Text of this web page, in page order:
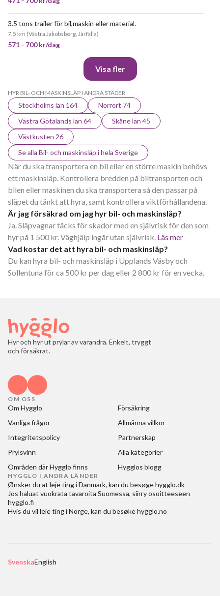
3.5 tons trailer för bil,maskin eller material.
7.5 km (Västra Jakobsberg, Järfälla)
571 - 700 kr/dag
Visa fler
HYR BIL- OCH MASKINSLÄP I ANDRA STÄDER
Stockholms län 164
Norrort 74
Västra Götalands län 64
Skåne län 45
Västkusten 26
Se alla Bil- och maskinsläp i hela Sverige
När du ska transportera en bil eller en större maskin behövs
ett maskinsläp. Kontrollera bredden på biltransporten och
bilen eller maskinen du ska transportera så den passar på
släpet du tänkt att hyra, samt kontrollera viktförhållandena.
Är jag försäkrad om jag hyr bil- och maskinsläp?
Ja. Släpvagnar täcks för skador med en självrisk för den som
hyr på 1 500 kr. Väghjälp ingår utan självrisk. Läs mer
Vad kostar det att hyra bil- och maskinsläp?
Du kan hyra bil- och maskinsläp i Upplands Väsby och
Sollentuna för ca 500 kr per dag eller 2 800 kr för en vecka.
Hyr och hyr ut prylar av varandra. Enkelt, tryggt
och försäkrat.
OM OSS
Om Hygglo
Försäkring
Vanliga frågor
Allmänna villkor
Integritetspolicy
Partnerskap
Prylsvinn
Alla kategorier
Områden där Hygglo finns
Hygglos blogg
HYGGLO I ANDRA LÄNDER
Ønsker du at leje ting i Danmark, kan du besøgehygglo.dk
Jos haluat vuokrata tavaroita Suomessa, siirry osoitteeseen
hygglo.fi
Hvis du vil leie ting i Norge, kan du besøkehygglo.no
SvenskaEnglish